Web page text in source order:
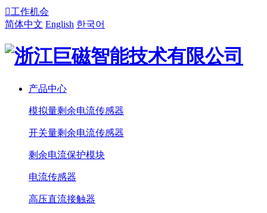
工作机会
简体中文 English 한국어
产品中心
模拟量剩余电流传感器
开关量剩余电流传感器
剩余电流保护模块
电流传感器
高压直流接触器